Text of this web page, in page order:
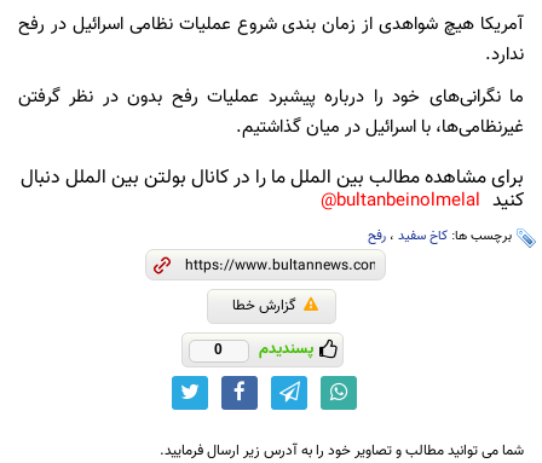
آمریکا هیچ شواهدی از زمان بندی شروع عملیات نظامی اسرائیل در رفح
ندارد.
ما نگرانی‌های خود را درباره پیشبرد عملیات رفح بدون در نظر گرفتن
غیرنظامی‌ها، با اسرائیل در میان گذاشتیم.
برای مشاهده مطالب بین الملل ما را در کانال بولتن بین الملل دنبال
کنید bultanbeinolmelal@
برچسب ها: کاخ سفید ، رفح
گزارش خطا
پسندیدم 0
شما می توانید مطالب و تصاویر خود را به آدرس زیر ارسال فرمایید.